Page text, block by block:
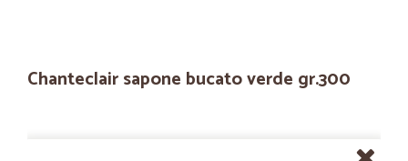
Chanteclair sapone bucato verde gr.300